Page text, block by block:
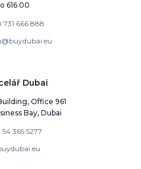
616 00
731 666 888
Dubai
Office 961
Bay, Dubai
54 365 5277